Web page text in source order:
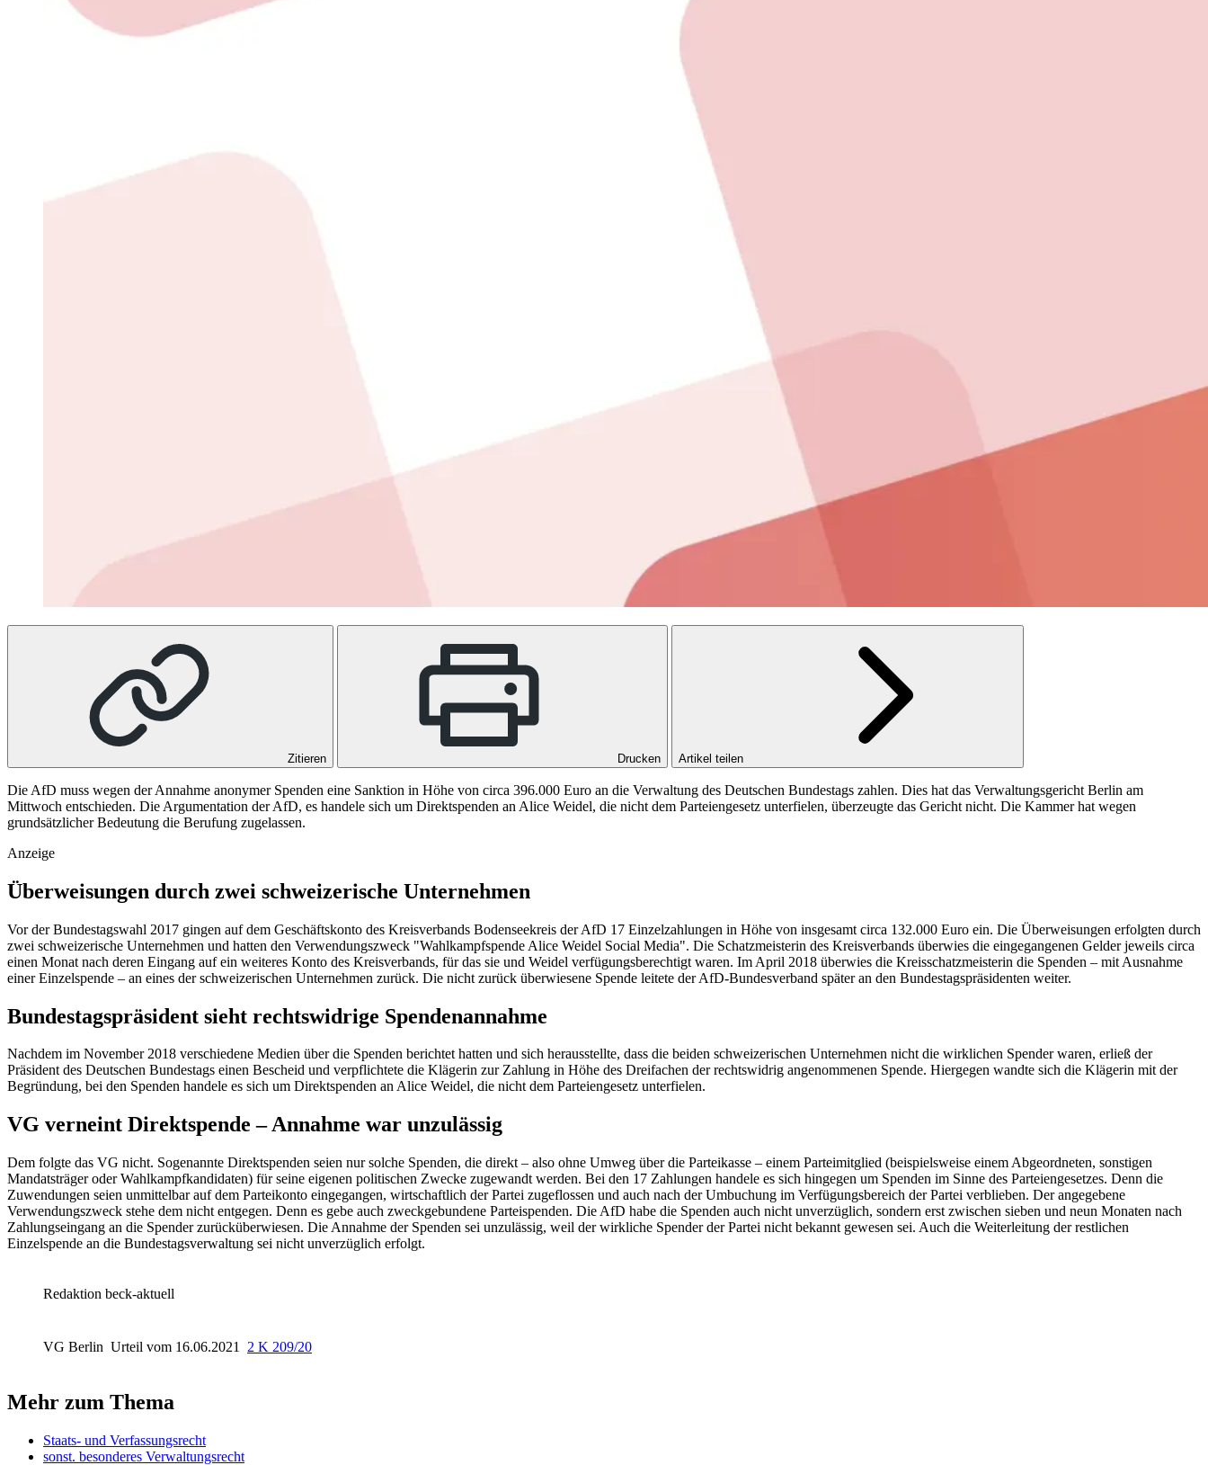
Zitieren Drucken Artikel teilen
Die AfD muss wegen der Annahme anonymer Spenden eine Sanktion in Höhe von circa 396.000 Euro an die Verwaltung des Deutschen Bundestags zahlen. Dies hat das Verwaltungsgericht Berlin am
Mittwoch entschieden. Die Argumentation der AfD, es handele sich um Direktspenden an Alice Weidel, die nicht dem Parteiengesetz unterfielen, überzeugte das Gericht nicht. Die Kammer hat wegen
grundsätzlicher Bedeutung die Berufung zugelassen.
Anzeige
Überweisungen durch zwei schweizerische Unternehmen
Vor der Bundestagswahl 2017 gingen auf dem Geschäftskonto des Kreisverbands Bodenseekreis der AfD 17 Einzelzahlungen in Höhe von insgesamt circa 132.000 Euro ein. Die Überweisungen erfolgten durch
zwei schweizerische Unternehmen und hatten den Verwendungszweck "Wahlkampfspende Alice Weidel Social Media". Die Schatzmeisterin des Kreisverbands überwies die eingegangenen Gelder jeweils circa
einen Monat nach deren Eingang auf ein weiteres Konto des Kreisverbands, für das sie und Weidel verfügungsberechtigt waren. Im April 2018 überwies die Kreisschatzmeisterin die Spenden – mit Ausnahme
einer Einzelspende – an eines der schweizerischen Unternehmen zurück. Die nicht zurück überwiesene Spende leitete der AfD-Bundesverband später an den Bundestagspräsidenten weiter.
Bundestagspräsident sieht rechtswidrige Spendenannahme
Nachdem im November 2018 verschiedene Medien über die Spenden berichtet hatten und sich herausstellte, dass die beiden schweizerischen Unternehmen nicht die wirklichen Spender waren, erließ der
Präsident des Deutschen Bundestags einen Bescheid und verpflichtete die Klägerin zur Zahlung in Höhe des Dreifachen der rechtswidrig angenommenen Spende. Hiergegen wandte sich die Klägerin mit der
Begründung, bei den Spenden handele es sich um Direktspenden an Alice Weidel, die nicht dem Parteiengesetz unterfielen.
VG verneint Direktspende – Annahme war unzulässig
Dem folgte das VG nicht. Sogenannte Direktspenden seien nur solche Spenden, die direkt – also ohne Umweg über die Parteikasse – einem Parteimitglied (beispielsweise einem Abgeordneten, sonstigen
Mandatsträger oder Wahlkampfkandidaten) für seine eigenen politischen Zwecke zugewandt werden. Bei den 17 Zahlungen handele es sich hingegen um Spenden im Sinne des Parteiengesetzes. Denn die
Zuwendungen seien unmittelbar auf dem Parteikonto eingegangen, wirtschaftlich der Partei zugeflossen und auch nach der Umbuchung im Verfügungsbereich der Partei verblieben. Der angegebene
Verwendungszweck stehe dem nicht entgegen. Denn es gebe auch zweckgebundene Parteispenden. Die AfD habe die Spenden auch nicht unverzüglich, sondern erst zwischen sieben und neun Monaten nach
Zahlungseingang an die Spender zurücküberwiesen. Die Annahme der Spenden sei unzulässig, weil der wirkliche Spender der Partei nicht bekannt gewesen sei. Auch die Weiterleitung der restlichen
Einzelspende an die Bundestagsverwaltung sei nicht unverzüglich erfolgt.
Redaktion beck-aktuell
VG Berlin Urteil vom 16.06.2021 2 K 209/20
Mehr zum Thema
Staats- und Verfassungsrecht
sonst. besonderes Verwaltungsrecht